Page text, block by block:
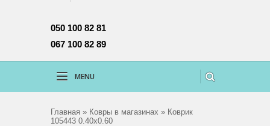
050 100 82 81
067 100 82 89
MENU
Главная » Ковры в магазинах » Коврик
105443 0.40x0.60